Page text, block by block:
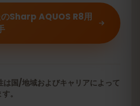
Sharp AQUOS R8用
国/地域およびキャリアによって
。